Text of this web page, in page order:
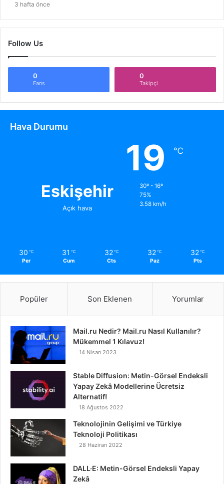
3 hafta önce
Follow Us
0
Fans
0
Takipçi
Hava Durumu
Eskişehir
Açık hava
19 ℃
30º - 16º
75%
3.58 km/h
30 ℃
Per
31 ℃
Cum
32 ℃
Cts
32 ℃
Paz
32 ℃
Pts
Popüler Son Eklenen Yorumlar
Mail.ru Nedir? Mail.ru Nasıl Kullanılır?
Mükemmel 1 Kılavuz!
14 Nisan 2023
Stable Diffusion: Metin-Görsel Endeksli
Yapay Zekâ Modellerine Ücretsiz
Alternatif!
18 Ağustos 2022
Teknolojinin Gelişimi ve Türkiye
Teknoloji Politikası
28 Haziran 2022
DALL·E: Metin-Görsel Endeksli Yapay
Zekâ